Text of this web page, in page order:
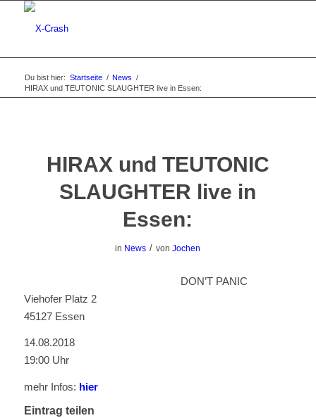
Du bist hier: Startseite / News /
HIRAX und TEUTONIC SLAUGHTER live in Essen:
HIRAX und TEUTONIC
SLAUGHTER live in
Essen:
in News / vonJochen
DON’T PANIC
Viehofer Platz 2
45127 Essen
14.08.2018
19:00 Uhr
mehr Infos: hier
Eintrag teilen